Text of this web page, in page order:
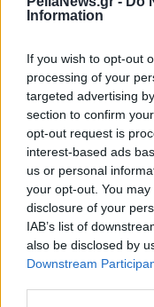
Information
If you wish to opt-out
processing of your
targeted advertising
section to confirm
opt-out request is
interest-based ads
us or personal
your opt-out. You
disclosure of your
IAB’s list of
also be disclosed by
Downstream